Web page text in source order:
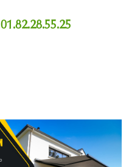
01.82.28.55.25